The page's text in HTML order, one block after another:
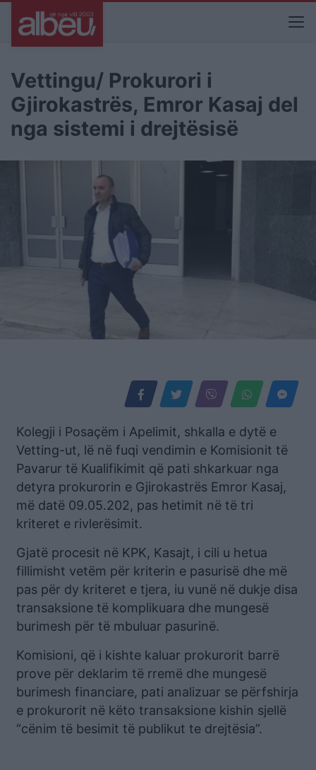
Vettingu/ Prokurori i
Gjirokastrës, Emror Kasaj del
nga sistemi i drejtësisë
Kolegji i Posaçëm i Apelimit, shkalla e dytë e
Vetting-ut, lë në fuqi vendimin e Komisionit të
Pavarur të Kualifikimit që pati shkarkuar nga
detyra prokurorin e Gjirokastrës Emror Kasaj,
më datë 09.05.202, pas hetimit në të tri
kriteret e rivlerësimit.
Gjatë procesit në KPK, Kasajt, i cili u hetua
fillimisht vetëm për kriterin e pasurisë dhe më
pas për dy kriteret e tjera, iu vunë në dukje disa
transaksione të komplikuara dhe mungesë
burimesh për të mbuluar pasurinë.
Komisioni, që i kishte kaluar prokurorit barrë
prove për deklarim të rremë dhe mungesë
burimesh financiare, pati analizuar se përfshirja
e prokurorit në këto transaksione kishin sjellë
“cënim të besimit të publikut te drejtësia”.